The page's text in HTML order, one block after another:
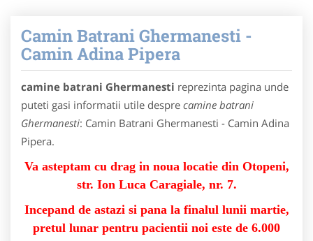
Camin Batrani Ghermanesti -
Camin Adina Pipera
camine batrani Ghermanesti reprezinta pagina unde
puteti gasi informatii utile despre camine batrani
Ghermanesti: Camin Batrani Ghermanesti - Camin Adina
Pipera.
Va asteptam cu drag in noua locatie din Otopeni,
str. Ion Luca Caragiale, nr. 7.
Incepand de astazi si pana la finalul lunii martie,
pretul lunar pentru pacientii noi este de 6.000